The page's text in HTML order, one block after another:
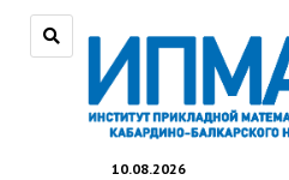
10.08.2026